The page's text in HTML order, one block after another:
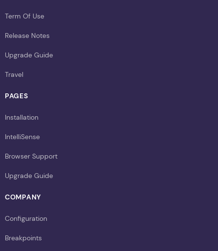
Term Of Use
Release Notes
Upgrade Guide
Travel
PAGES
Installation
IntelliSense
Browser Support
Upgrade Guide
COMPANY
Configuration
Breakpoints